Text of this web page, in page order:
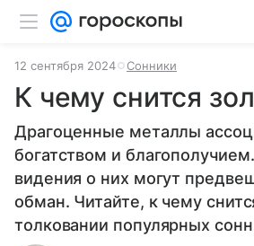
12 сентября 2024 Сонники
К чему снится
Драгоценные металлы
богатством и
видения о них могут
обман. Читайте, к чему
толковании популярных